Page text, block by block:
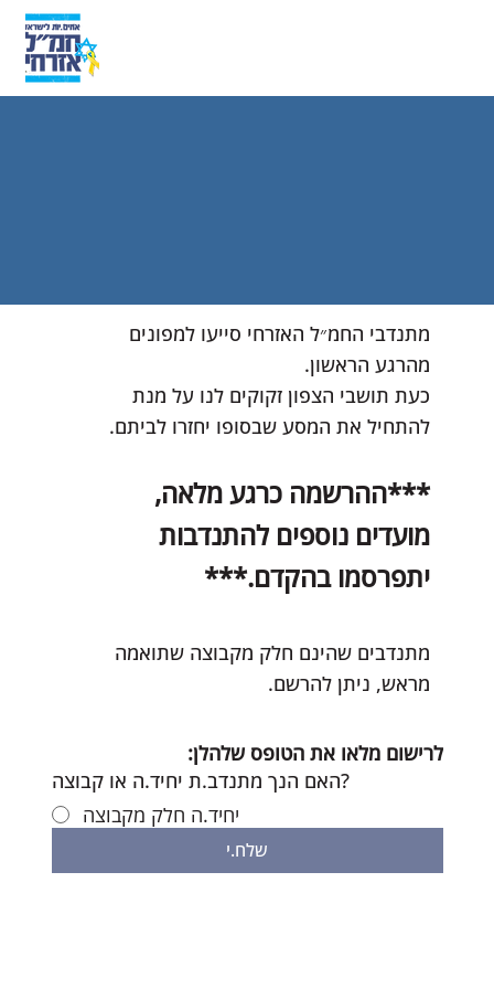
מתנדבי החמ״ל האזרחי סייעו למפונים
מהרגע הראשון.
כעת תושבי הצפון זקוקים לנו על מנת
להתחיל את המסע שבסופו יחזרו לביתם.
***ההרשמה כרגע מלאה,
מועדים נוספים להתנדבות
יתפרסמו בהקדם.***
מתנדבים שהינם חלק מקבוצה שתואמה
מראש, ניתן להרשם.
לרישום מלאו את הטופס שלהלן:
האם הנך מתנדב.ת יחיד.ה או קבוצה?
יחיד.ה חלק מקבוצה
שלח.י